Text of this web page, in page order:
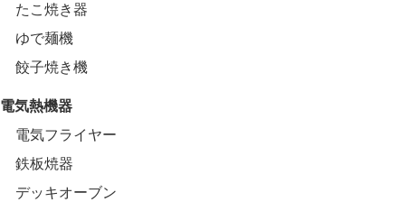
たこ焼き器
ゆで麺機
餃子焼き機
電気熱機器
電気フライヤー
鉄板焼器
デッキオーブン